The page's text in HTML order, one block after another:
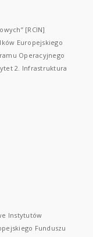
[RCIN]
Europejskiego
Operacyjnego
2. Infrastruktura
Instytutów
Funduszu